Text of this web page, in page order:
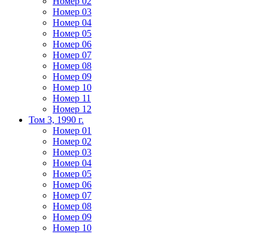
Номер 03
Номер 04
Номер 05
Номер 06
Номер 07
Номер 08
Номер 09
Номер 10
Номер 11
Номер 12
Том 3, 1990 г.
Номер 01
Номер 02
Номер 03
Номер 04
Номер 05
Номер 06
Номер 07
Номер 08
Номер 09
Номер 10